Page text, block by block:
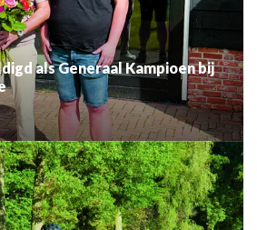
als Generaal Kampioen bij